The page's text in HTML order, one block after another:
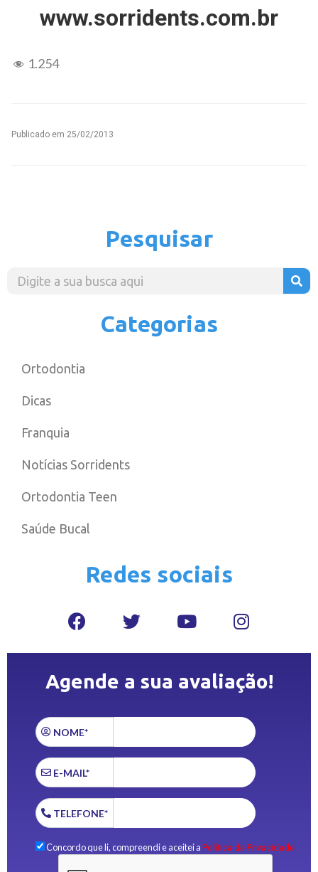
www.sorridents.com.br
1.254
Publicado em 25/02/2013
Pesquisar
Categorias
Ortodontia
Dicas
Franquia
Notícias Sorridents
Ortodontia Teen
Saúde Bucal
Redes sociais
Agende a sua avaliação!
NOME*
E-MAIL*
TELEFONE*
Concordo que li, compreendi e aceitei a Política de Privacidade.